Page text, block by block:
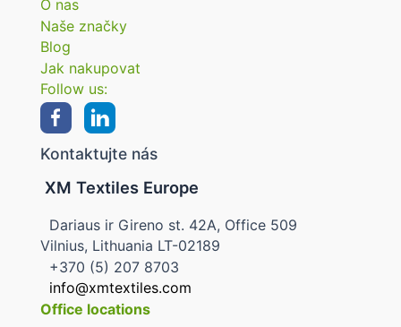
O nas
Naše značky
Blog
Jak nakupovat
Follow us:
Kontaktujte nás
XM Textiles Europe
Dariaus ir Gireno st. 42A, Office 509
Vilnius, Lithuania LT-02189
+370 (5) 207 8703
info@xmtextiles.com
Office locations